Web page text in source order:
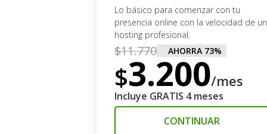
Lo básico para comenzar con tu
presencia online con la velocidad de un
hosting profesional.
$11.770 AHORRA 73%
$3.200/mes
Incluye GRATIS 4 meses
CONTINUAR